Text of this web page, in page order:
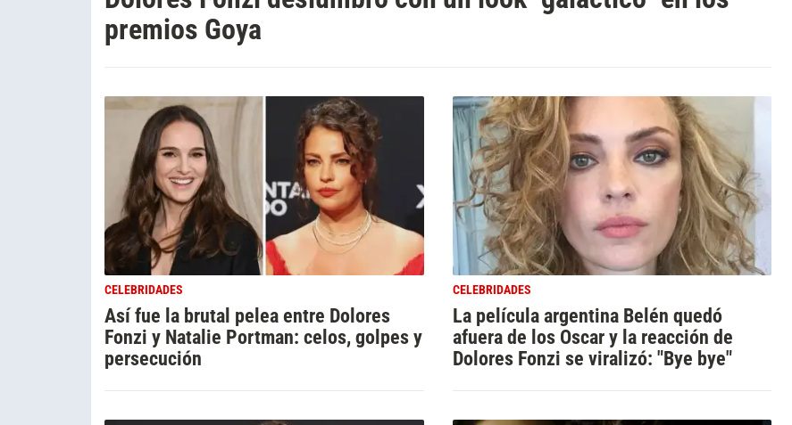
premios Goya
CELEBRIDADES
Así fue la brutal pelea entre Dolores
Fonzi y Natalie Portman: celos, golpes y
persecución
CELEBRIDADES
La película argentina Belén quedó
afuera de los Oscar y la reacción de
Dolores Fonzi se viralizó: "Bye bye"